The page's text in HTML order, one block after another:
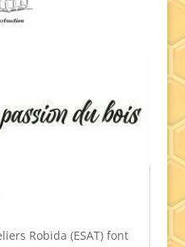
Robida (ESAT) font